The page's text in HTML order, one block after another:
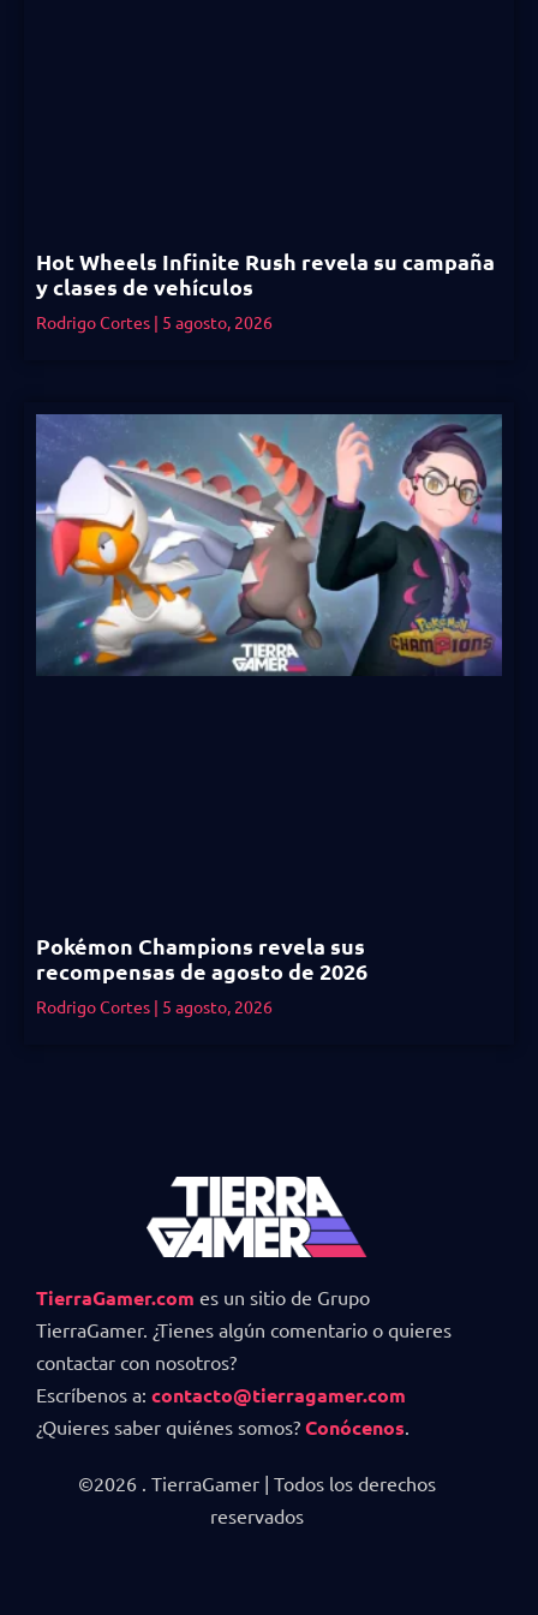
Hot Wheels Infinite Rush revela su campaña
y clases de vehículos
Rodrigo Cortes 5 agosto, 2026
Pokémon Champions revela sus
recompensas de agosto de 2026
Rodrigo Cortes 5 agosto, 2026
TierraGamer.com es un sitio de Grupo
TierraGamer. ¿Tienes algún comentario o quieres
contactar con nosotros?
Escríbenos a: contacto@tierragamer.com
¿Quieres saber quiénes somos? Conócenos
©2026 . TierraGamer | Todos los derechos
reservados